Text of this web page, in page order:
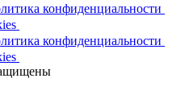
конфиденциальности
конфиденциальности